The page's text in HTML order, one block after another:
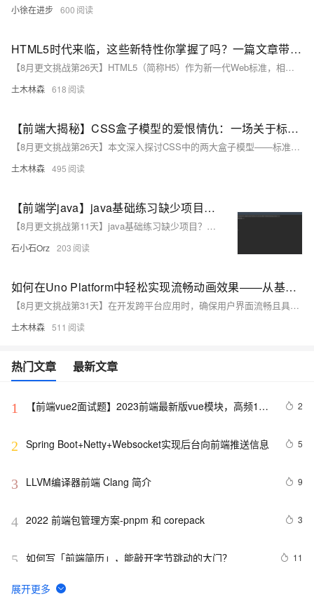
小徐在进步 600
HTML5时代来临，这些新特性你掌握了吗？一篇文章带你玩转Web前端技术潮流！
【8月更文挑战第26天】HTML5（简称H5）作为新一代Web标准，相比HTML4带来了诸多增强功能。
土木林森 618
【前端大揭秘】CSS盒子模型的爱恨情仇：一场关于标准与IE模型的精彩对决！
【8月更文挑战第26天】本文深入探讨CSS中的两大盒子模型——标准盒模型与IE盒模型。通过理论解析与实例代码，清晰展示了两种模型下元素尺寸的构成方式及其应用场景。标准盒模型适合精确控制内容区尺寸，而IE盒模型在处理固定宽度元素时更为直观。掌握这些知识将帮助前端开发者在实际项目中做出更优的设计决策，提升网页布局的质量与美观性。
土木林森 495
【前端学java】java基础练习缺少项目？看这篇文章就够了！（17）
【8月更文挑战第11天】java基础练习缺少项目？看这篇文章就够了！
石小石Orz 203
如何在Uno Platform中轻松实现流畅动画效果——从基础到优化，全方位打造用户友好的动态交互体验！
【8月更文挑战第31天】在开发跨平台应用时，确保用户界面流畅且具吸引力至关重要。Uno Platform 作为多端统一的开发框架，不仅支持跨系统应用开发，还能通过优化实现流畅动画，增强用户体验。本文探讨了Uno Platform中实现流畅动画的多个方面，包括动画基础、性能优化、实践技巧及问题排查，帮助开发者掌握具体优化策略，提升应用质量与用户满意度。通过合理利用故事板、减少布局复杂性、使用硬件加速等技术，结合异步方法与预设缓存技巧，开发者能够创建美观且流畅的动画效果。
土木林森 511
热门文章 最新文章
1
【前端vue2面试题】2023前端最新版vue模块，高频17
2
2 Spring Boot+Netty+Websocket实现后台向前端推送信息 5
3 LLVM编译器前端 Clang 简介 9
4 2022 前端包管理方案-pnpm 和 corepack 3
5 如何写「前端简历」，能敲开字节跳动的大门？ 11
6 而桌面app向来是web前端开发开发人员下意识的避开方